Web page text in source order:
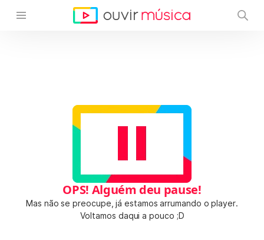
OPS! Alguém deu pause!
Mas não se preocupe, já estamos arrumando o player.
Voltamos daqui a pouco ;D